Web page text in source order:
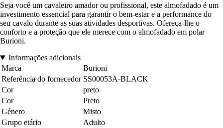
Seja você um cavaleiro amador ou profissional, este almofadado é um
investimento essencial para garantir o bem-estar e a performance do
seu cavalo durante as suas atividades desportivas. Ofereça-lhe o
conforto e a proteção que ele merece com o almofadado em polar
Burioni.
Informações adicionais
Marca
Burioni
Referência do fornecedor SS00053A-BLACK
Cor
preto
Cor
Preto
Género
Misto
Grupo etário
Adulto